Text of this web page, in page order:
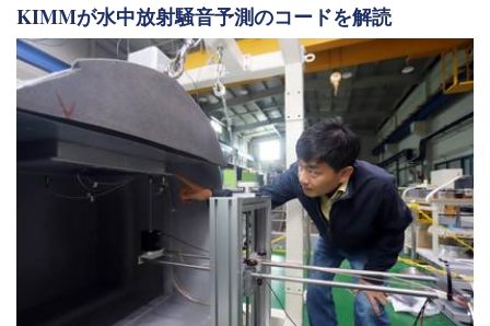
KIMMが水中放射騒音予測のコードを解読